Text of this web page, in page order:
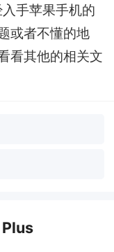
手苹果手机的
或者不懂的地
看其他的相关文